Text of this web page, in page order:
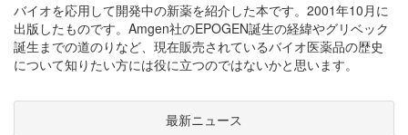
バイオを応用して開発中の新薬を紹介した本です。2001年10月に
出版したものです。Amgen社のEPOGEN誕生の経緯やグリベック
誕生までの道のりなど、現在販売されているバイオ医薬品の歴史
について知りたい方には役に立つのではないかと思います。
最新ニュース